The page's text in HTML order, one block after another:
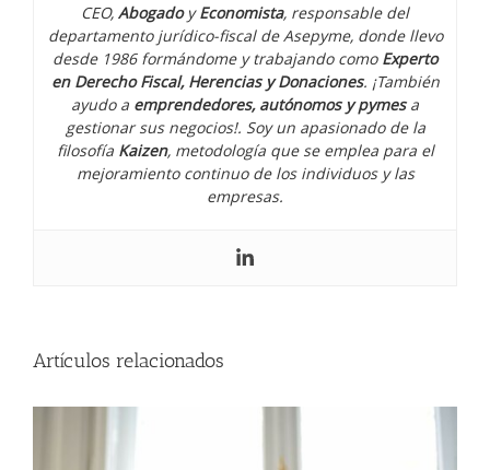
CEO, AbogadoyEconomista, responsable del
departamento jurídico-fiscal de Asepyme, donde llevo
desde 1986 formándome y trabajando como Experto
en Derecho Fiscal, Herencias y Donaciones. ¡También
ayudo a emprendedores, autónomos y pymesa
gestionar sus negocios!. Soy un apasionado de la
filosofía Kaizen, metodología que se emplea para el
mejoramiento continuo de los individuos y las
empresas.
Artículos relacionados
Cómo manejar la presión y el estrés
como emprendedor